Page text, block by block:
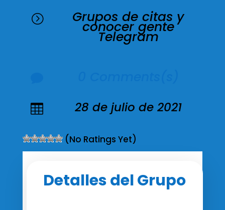
= Grupos de citas y
conocer gente
Telegram
 28 de julio de 2021
(No Ratings Yet)
Detalles del Grupo